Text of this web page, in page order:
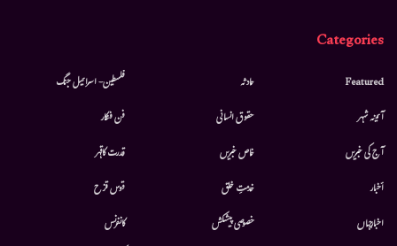
Categories
Featured
آئینہ شہر
آج کی خبریں
أخبار
اخبارجہاں
حادثہ
حقوق انسانی
خاص خبریں
خدمتِ خلق
خصوصی پیشکش
فلسطین- اسرائیل جنگ
فن فنکار
قدرت کاقہر
قوس قزح
کانفرنس